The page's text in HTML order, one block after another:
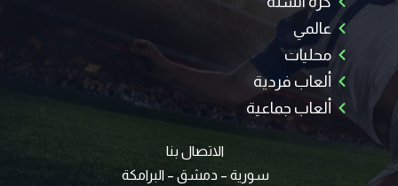
عالمي
محليات
ألعاب فردية
ألعاب جماعية
الاتصال بنا
سورية – دمشق – البرامكة